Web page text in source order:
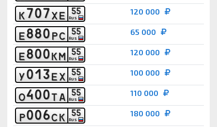
К707ХЕ 55
RUS
120 000
Е880РС 55
RUS
65 000
Е800КМ 55
RUS
120 000
У013ЕХ 55
RUS
100 000
О400Т А 55
RUS
110 000
Р006СК 55
RUS
180 000